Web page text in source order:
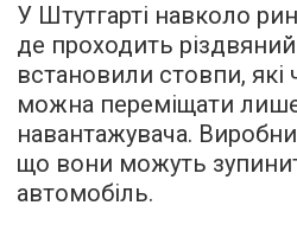
У Штутгарті навколо
де проходить
встановили стовпи, які
можна переміщати
навантажувача.
що вони можуть
автомобіль.